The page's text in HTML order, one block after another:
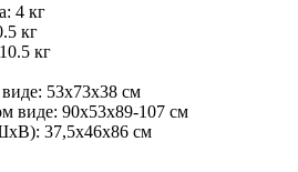
4 кг
кг
кг
53х73х38 см
виде: 90х53х89-107 см
37,5х46х86 см